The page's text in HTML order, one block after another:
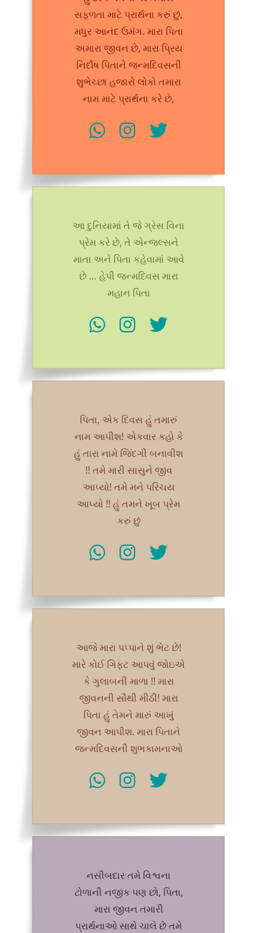
સફળતા માટે પ્રાર્થના કરું છું,
મધુર આનંદ ઉમંગ. મારા પિતા
અમારા જીવન છે, મારા પ્રિય
નિર્દોષ પિતાને જન્મદિવસની
શુભેચ્છા હજારો લોકો તમારા
નામ માટે પ્રાર્થના કરે છે,
આ દુનિયામાં તે જે ગ્રેસ વિના
પ્રેમ કરે છે, તે એન્જલ્સને
માતા અને પિતા કહેવામાં આવે
છે … હેપી જન્મદિવસ મારા
મહાન પિતા
પિતા, એક દિવસ હું તમારું
નામ આપીશ! એકવાર કહો કે
હું તારા નામે જિંદગી બનાવીશ
!! તમે મારી સાસુને જીવ
આપ્યો! તમે મને પરિચય
આપ્યો !! હું તમને ખૂબ પ્રેમ
કરું છું
આજે મારા પપ્પાને શું ભેટ છે!
મારે કોઈ ગિફટ આપવું જોઇએ
કે ગુલાબની માળા !! મારા
જીવનની સૌથી મીઠી! મારા
પિતા હું તેમને મારું આખું
જીવન આપીશ. મારા પિતાને
જન્મદિવસની શુભકામનાઓ
નસીબદાર તમે વિશ્વના
ટોળાની નજીક પણ છો, પિતા,
મારા જીવન તમારી
પ્રાર્થનાઓ સાથે ચાલે છે તમે